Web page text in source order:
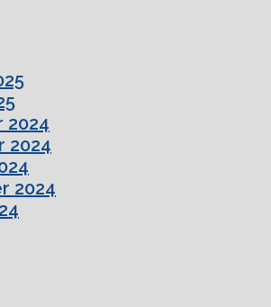
2024
2024
2024